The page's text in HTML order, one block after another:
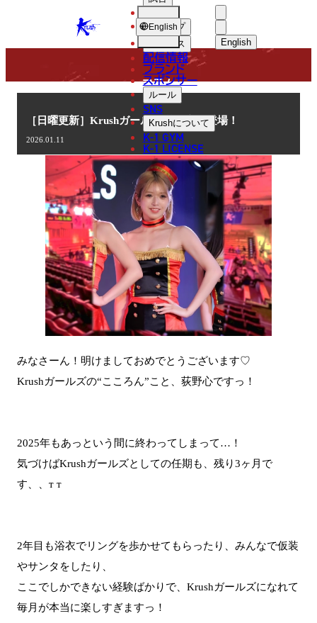
KRUSH English
中文（繁體
ショップ
ニュース
配信情報
ブランド
スポンサー
ルール
SNS
Krushについて
K-1 GYM
K-1 LICENSE
English
COLUMN
コラム
［日曜更新］Krushガールズ 荻野心が登場！
2026.01.11
みなさーん！明けましておめでとうございます♡
Krushガールズの“こころん”こと、荻野心ですっ！
2025年もあっという間に終わってしまって…！
気づけばKrushガールズとしての任期も、残り3ヶ月で
す、、т т
2年目も浴衣でリングを歩かせてもらったり、みんなで仮装
やサンタをしたり、
ここでしかできない経験ばかりで、Krushガールズになれて
毎月が本当に楽しすぎますっ！